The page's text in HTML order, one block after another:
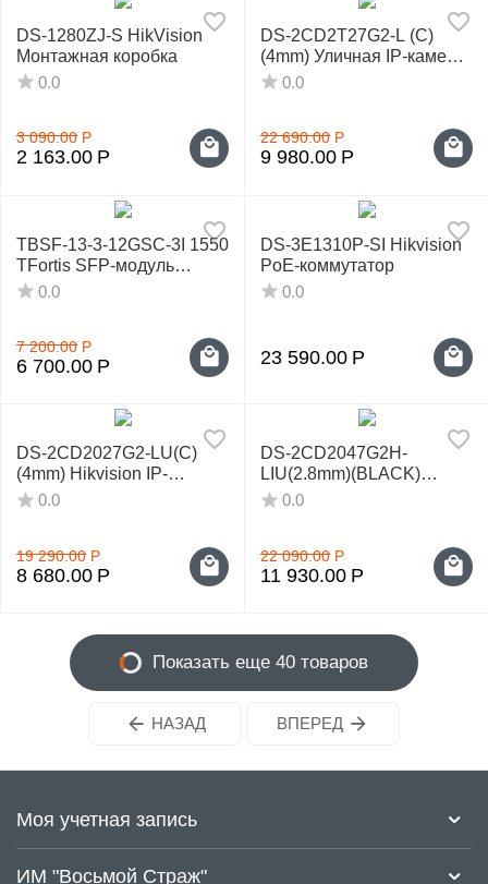
DS-1280ZJ-S HikVision
Монтажная коробка
0.0
3 090.00 Р
2 163.00 Р
DS-2CD2T27G2-L (C)
(4mm) Уличная IP‑камера
Hikvision
0.0
22 690.00 Р
9 980.00 Р
TBSF-13-3-12GSC-3I 1550
TFortis SFP-модуль
оптический
0.0
7 200.00 Р
6 700.00 Р
DS-3E1310P-SI Hikvision
PoE-коммутатор
0.0
23 590.00 Р
DS-2CD2027G2-LU(C)
(4mm) Hikvision IP-
видеокамера
0.0
19 290.00 Р
8 680.00 Р
DS-2CD2047G2H-
LIU(2.8mm)(BLACK)
Hikvision IP-видеокамера
0.0
22 090.00 Р
11 930.00 Р
Показать еще 40 товаров
НАЗАД ВПЕРЕД
Моя учетная запись
ИМ "Восьмой Страж"